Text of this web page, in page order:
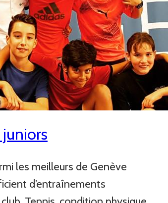
juniors
les meilleurs de Genève
d’entraînements